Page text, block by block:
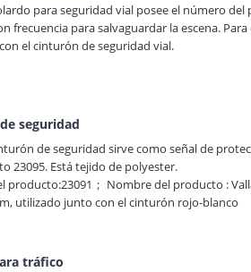
para seguridad vial posee el número del
frecuencia para salvaguardar la escena.
el cinturón de seguridad vial.
seguridad
de seguridad sirve como señal de
23095. Está tejido de polyester.
producto:23091； Nombre del producto :
utilizado junto con el cinturón rojo-blanco
tráfico